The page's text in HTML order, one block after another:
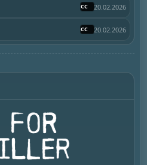
20.02.2026
20.02.2026